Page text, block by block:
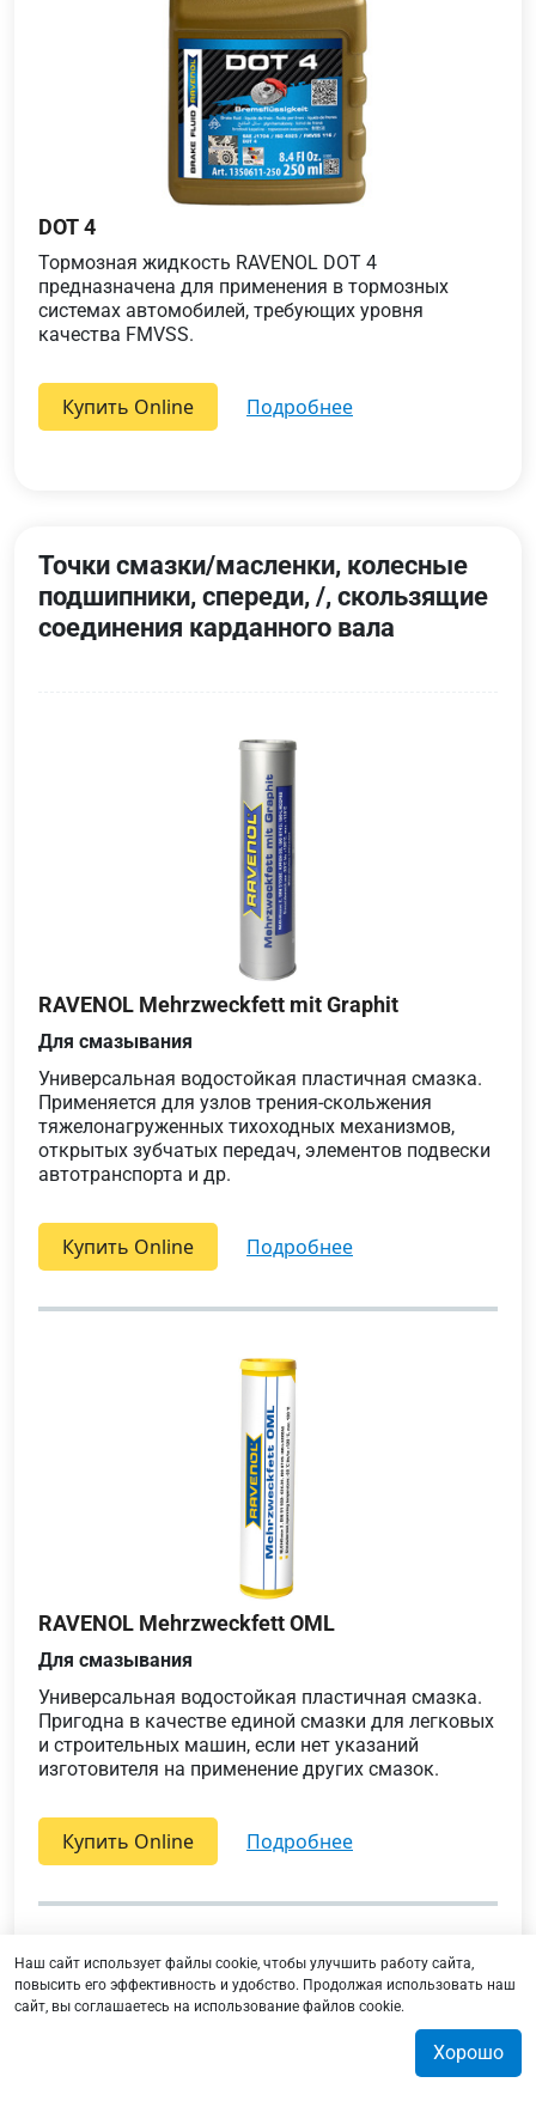
DOT 4
Тормозная жидкость RAVENOL DOT 4
предназначена для применения в тормозных
системах автомобилей, требующих уровня
качества FMVSS.
Купить Online подробнее
Точки смазки/масленки, колесные
подшипники, спереди, /, скользящие
соединения карданного вала
RAVENOL Mehrzweckfett mit Graphit
Для смазывания
Универсальная водостойкая пластичная смазка.
Применяется для узлов трения-скольжения
тяжелонагруженных тихоходных механизмов,
открытых зубчатых передач, элементов подвески
автотранспорта и др.
Купить Online подробнее
RAVENOL Mehrzweckfett OML
Для смазывания
Универсальная водостойкая пластичная смазка.
Пригодна в качестве единой смазки для легковых
и строительных машин, если нет указаний
изготовителя на применение других смазок.
Купить Online подробнее
Наш сайт использует файлы cookie, чтобы улучшить работу сайта,
повысить его эффективность и удобство. Продолжая использовать наш
сайт, вы соглашаетесь на использование файлов cookie.
Хорошо